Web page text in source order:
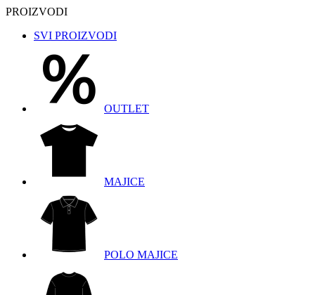
PROIZVODI
SVI PROIZVODI
OUTLET
MAJICE
POLO MAJICE